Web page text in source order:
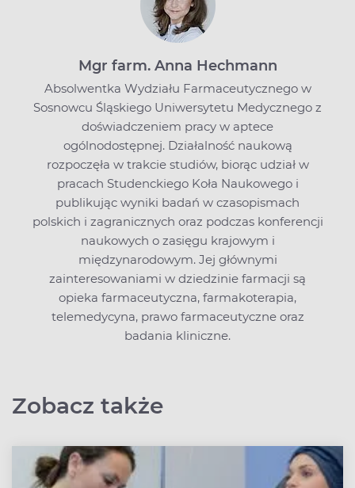
Mgr farm. Anna Hechmann
Absolwentka Wydziału Farmaceutycznego w
Sosnowcu Śląskiego Uniwersytetu Medycznego z
doświadczeniem pracy w aptece
ogólnodostępnej. Działalność naukową
rozpoczęła w trakcie studiów, biorąc udział w
pracach Studenckiego Koła Naukowego i
publikując wyniki badań w czasopismach
polskich i zagranicznych oraz podczas konferencji
naukowych o zasięgu krajowym i
międzynarodowym. Jej głównymi
zainteresowaniami w dziedzinie farmacji są
opieka farmaceutyczna, farmakoterapia,
telemedycyna, prawo farmaceutyczne oraz
badania kliniczne.
Zobacz także